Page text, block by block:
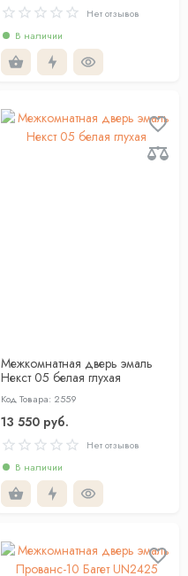
Нет отзывов
В наличии
Межкомнатная дверь эмаль
Некст 05 белая глухая
Код Товара: 2559
13 550 руб.
Нет отзывов
В наличии